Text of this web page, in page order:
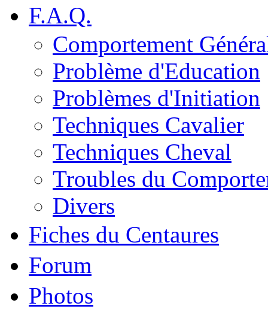
F.A.Q.
Comportement
Problème d'Education
Problèmes d'Initiation
Techniques Cavalier
Techniques Cheval
Troubles du
Divers
Fiches du Centaures
Forum
Photos